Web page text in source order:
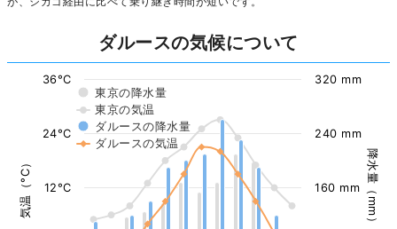
ダルースの気候について
気温（°C） 降水量（mm）
東京の降水量
東京の気温
ダルースの降水量
ダルースの気温
12°C
24°C
36°C
160 mm
240 mm
320 mm